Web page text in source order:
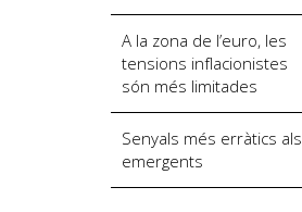
A la zona de l’euro, les
tensions inflacionistes
són més limitades
Senyals més erràtics als
emergents